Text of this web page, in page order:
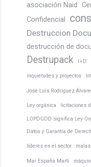
asociación Naid
Confidencial
Destruccion
destrucción de
Destrupack I+D
inquietudes y proyectos
José Luís Rodriguez
Ley orgánica licitaciones
LOPDGDD significa Ley
Datos y Garantía de
líderes en el sector
Mar España Martí